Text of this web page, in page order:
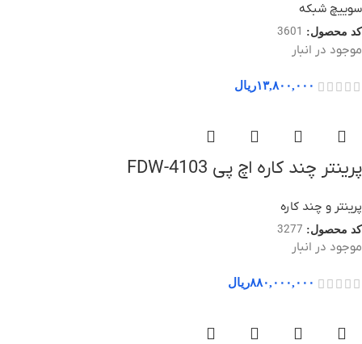
سوییچ شبکه
کد محصول: 3601
موجود در انبار
۱۳,۸۰۰,۰۰۰ریال
پرینتر چند کاره اچ پی 4103-FDW
پرینتر و چند کاره
کد محصول: 3277
موجود در انبار
۸۸۰,۰۰۰,۰۰۰ریال